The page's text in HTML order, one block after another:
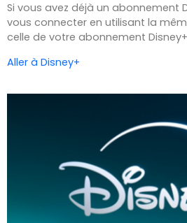
Si vous avez déjà un abonnement
vous connecter en utilisant la
celle de votre abonnement
Aller à Disney+